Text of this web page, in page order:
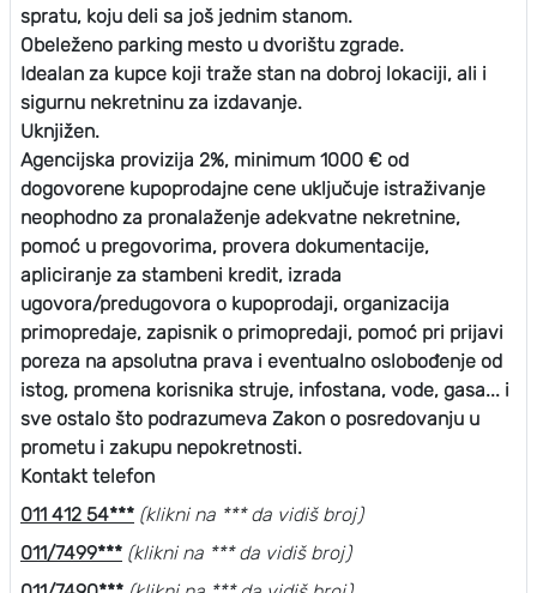
spratu, koju deli sa još jednim stanom.
Obeleženo parking mesto u dvorištu zgrade.
Idealan za kupce koji traže stan na dobroj lokaciji, ali i
sigurnu nekretninu za izdavanje.
Uknjižen.
Agencijska provizija 2%, minimum 1000 € od
dogovorene kupoprodajne cene uključuje istraživanje
neophodno za pronalaženje adekvatne nekretnine,
pomoć u pregovorima, provera dokumentacije,
apliciranje za stambeni kredit, izrada
ugovora/predugovora o kupoprodaji, organizacija
primopredaje, zapisnik o primopredaji, pomoć pri prijavi
poreza na apsolutna prava i eventualno oslobođenje od
istog, promena korisnika struje, infostana, vode, gasa... i
sve ostalo što podrazumeva Zakon o posredovanju u
prometu i zakupu nepokretnosti.
Kontakt telefon
011 412 54*** (klikni na *** da vidiš broj)
011/7499*** (klikni na *** da vidiš broj)